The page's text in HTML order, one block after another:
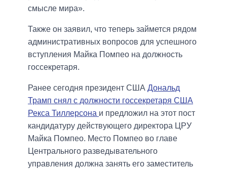
смысле мира».
Также он заявил, что теперь займется рядом
административных вопросов для успешного
вступления Майка Помпео на должность
госсекретаря.
Ранее сегодня президент США Дональд
Трамп снял с должности госсекретаря США
Рекса Тиллерсона и предложил на этот пост
кандидатуру действующего директора ЦРУ
Майка Помпео. Место Помпео во главе
Центрального разведывательного
управления должна занять его заместитель